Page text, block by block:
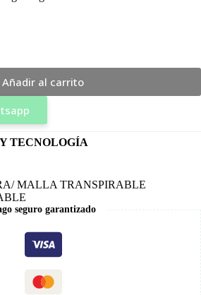
Añadir al carrito
TECNOLOGÍA
MALLA TRANSPIRABLE
seguro garantizado